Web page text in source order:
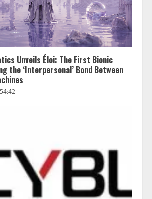
2026/08/07/13:53:50
ナレッジワーク、AIエンジニア油
井 誠（@myui）が入社。「セール
スAIエージェントOS」「営業領域
の業界特化LLM」の開発とAI研究
開発をリード
2026/08/07/10:54:31
AI駆動開発の推進に向けて
「TinhVan Technologies JSC.」と業
Unveils Éloi: The First Bionic
the ‘Interpersonal’ Bond Between